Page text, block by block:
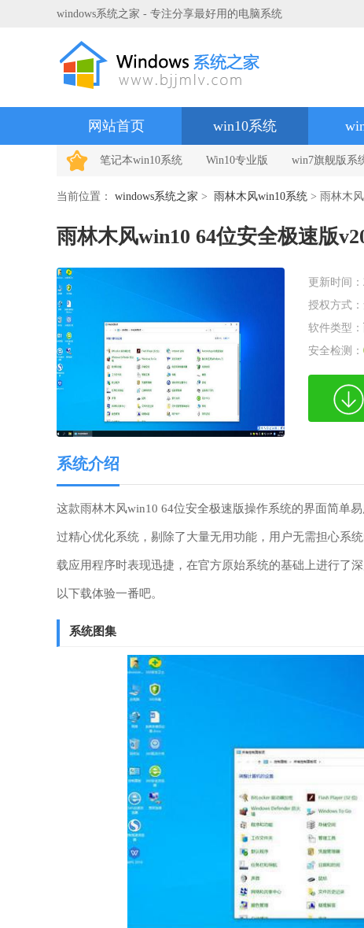
windows系统之家 - 专注分享最好用的电脑系统
网站首页 win10系统
笔记本win10系统 Win10专业版 win7旗舰版系
当前位置： windows系统之家 > 雨林木风win10系统 > 雨林木
雨林木风win10 64位安全极速版
更新时间：
授权方式：
软件类型：
安全检测：
系统介绍
这款雨林木风win10 64位安全极速版操作系统的界面简单
过精心优化系统，剔除了大量无用功能，用户无需担心系
载应用程序时表现迅捷，在官方原始系统的基础上进行了
以下载体验一番吧。
系统图集